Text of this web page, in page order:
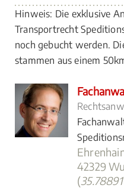
Hinweis: Die exklusive
Transportrecht
noch gebucht werden.
stammen aus einem
42329
(